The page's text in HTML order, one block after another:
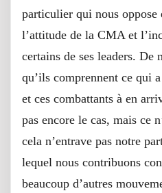
particulier qui nous oppose
l’attitude de la CMA et
certains de ses leaders. De
qu’ils comprennent ce qui
et ces combattants à en
pas encore le cas, mais ce
cela n’entrave pas notre
lequel nous contribuons
beaucoup d’autres